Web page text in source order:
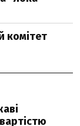
комітет